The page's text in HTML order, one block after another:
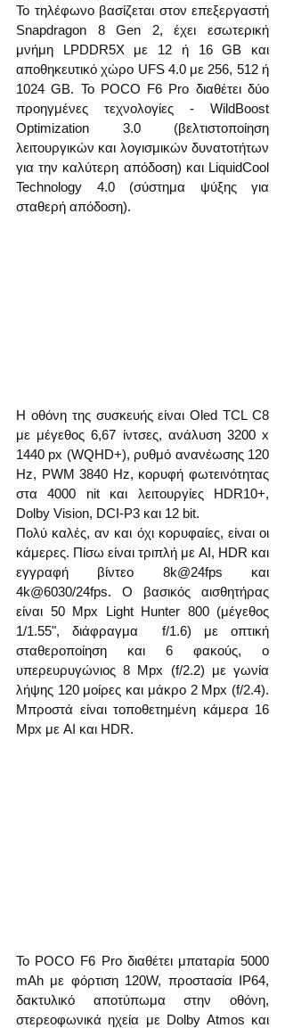
Το τηλέφωνο βασίζεται στον επεξεργαστή
Snapdragon 8 Gen 2, έχει εσωτερική
μνήμη LPDDR5X με 12 ή 16 GB και
αποθηκευτικό χώρο UFS 4.0 με 256, 512 ή
1024 GB. Το POCO F6 Pro διαθέτει δύο
προηγμένες τεχνολογίες - WildBoost
Optimization 3.0 (βελτιστοποίηση
λειτουργικών και λογισμικών δυνατοτήτων
για την καλύτερη απόδοση) και LiquidCool
Technology 4.0 (σύστημα ψύξης για
σταθερή απόδοση).
Η οθόνη της συσκευής είναι Oled TCL C8
με μέγεθος 6,67 ίντσες, ανάλυση 3200 х
1440 px (WQHD+), ρυθμό ανανέωσης 120
Hz, PWM 3840 Hz, κορυφή φωτεινότητας
στα 4000 nit και λειτουργίες HDR10+,
Dolby Vision, DCI-P3 και 12 bit.
Πολύ καλές, αν και όχι κορυφαίες, είναι οι
κάμερες. Πίσω είναι τριπλή με AI, HDR και
εγγραφή βίντεο 8k@24fps και
4k@6030/24fps. Ο βασικός αισθητήρας
είναι 50 Mpx Light Hunter 800 (μέγεθος
1/1.55", διάφραγμα  f/1.6) με οπτική
σταθεροποίηση και 6 φακούς, ο
υπερευρυγώνιος 8 Mpx (f/2.2) με γωνία
λήψης 120 μοίρες και μάκρο 2 Mpx (f/2.4).
Μπροστά είναι τοποθετημένη κάμερα 16
Mpx με AI και HDR.
Το POCO F6 Pro διαθέτει μπαταρία 5000
mAh με φόρτιση 120W, προστασία IP64,
δακτυλικό αποτύπωμα στην οθόνη,
στερεοφωνικά ηχεία με Dolby Atmos και